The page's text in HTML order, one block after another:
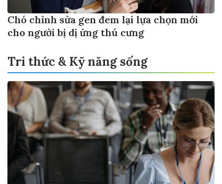
Chó chỉnh sửa gen đem lại lựa chọn mới
cho người bị dị ứng thú cưng
Tri thức & Kỹ năng sống